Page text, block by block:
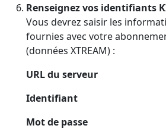
Renseignez vos identifiants
Vous devrez saisir les
fournies avec votre
(données XTREAM) :
URL du serveur
Identifiant
Mot de passe